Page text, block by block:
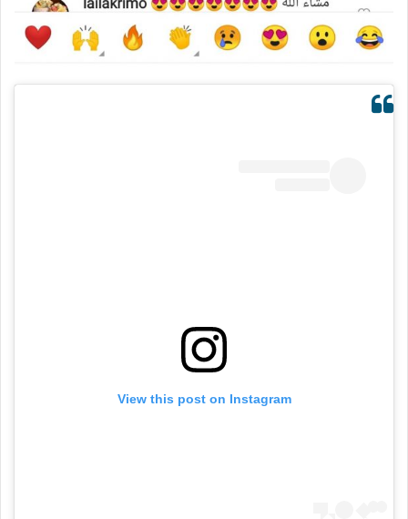
View this post on Instagram